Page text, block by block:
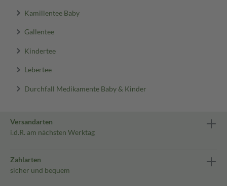
Kamillentee Baby
Gallentee
Kindertee
Lebertee
Durchfall Medikamente Baby & Kinder
Versandarten
i.d.R. am nächsten Werktag
Zahlarten
sicher und bequem